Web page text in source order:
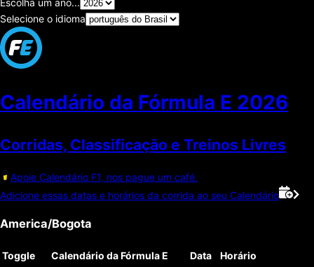
Escolha um ano...
Selecione o idioma
Calendário da Fórmula E 2026
Corridas, Classificaçāo e Treinos Livres
Apoie Calendário F1, nos pague um café.
Adicione essas datas e horários da corrida ao seu Calendário
America/Bogota
Toggle Calendário da Fórmula E Data
Horário